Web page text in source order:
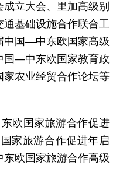
立大会、里加高级别
基础设施合作联合工
中国—中东欧国家高级
国—中东欧国家教育政
农业经贸合作论坛等
欧国家旅游合作促进
家旅游合作促进年启
欧国家旅游合作高级